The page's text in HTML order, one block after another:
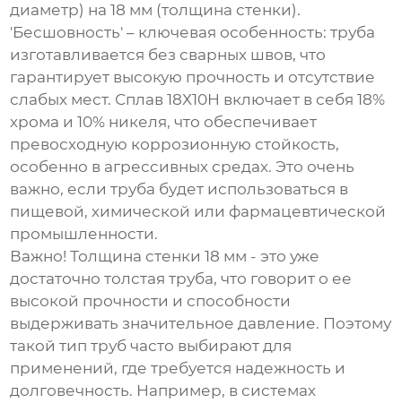
диаметр) на 18 мм (толщина стенки).
'Бесшовность' – ключевая особенность: труба
изготавливается без сварных швов, что
гарантирует высокую прочность и отсутствие
слабых мест. Сплав 18Х10Н включает в себя 18%
хрома и 10% никеля, что обеспечивает
превосходную коррозионную стойкость,
особенно в агрессивных средах. Это очень
важно, если труба будет использоваться в
пищевой, химической или фармацевтической
промышленности.
Важно! Толщина стенки 18 мм - это уже
достаточно толстая труба, что говорит о ее
высокой прочности и способности
выдерживать значительное давление. Поэтому
такой тип труб часто выбирают для
применений, где требуется надежность и
долговечность. Например, в системах